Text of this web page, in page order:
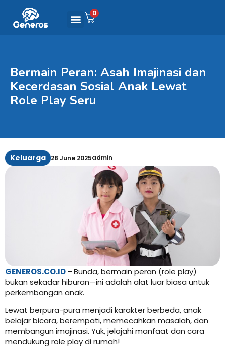
0
Bermain Peran: Asah Imajinasi dan
Kecerdasan Sosial Anak Lewat
Role Play Seru
Keluarga 28 June 2025admin
GENEROS.CO.ID–Bunda, bermain peran (role play)
bukan sekadar hiburan—ini adalah alat luar biasa untuk
perkembangan anak.
Lewat berpura-pura menjadi karakter berbeda, anak
belajar bicara, berempati, memecahkan masalah, dan
membangun imajinasi. Yuk, jelajahi manfaat dan cara
mendukung role play di rumah!